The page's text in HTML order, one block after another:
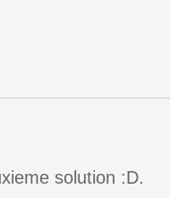
solution :D.